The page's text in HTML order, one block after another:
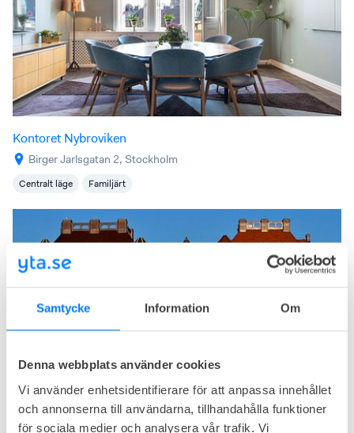
Samtycke Information Om
Denna webbplats använder cookies
Vi använder enhetsidentifierare för att anpassa innehållet
och annonserna till användarna, tillhandahålla funktioner
för sociala medier och analysera vår trafik. Vi
Kontoret Nybroviken
Birger Jarlsgatan 2, Stockholm
Centralt läge Familjärt
7A Strandvägen, Strandvägen 7A